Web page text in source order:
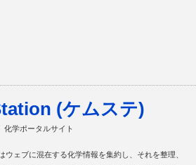
(ケムステ)
化学ポータルサイト
ウェブに混在する化学情報を集約し、それを整理、